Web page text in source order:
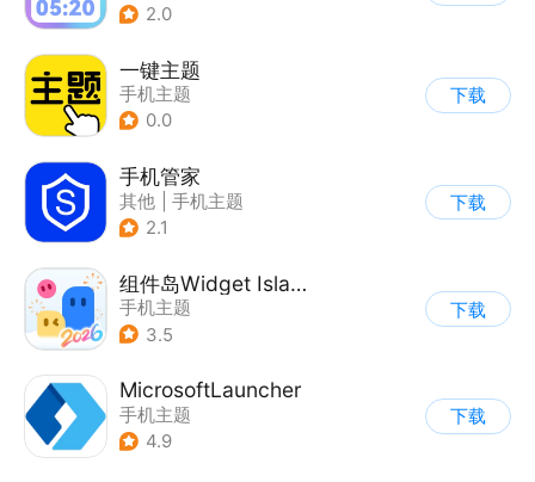
2.0
一键主题
手机主题
0.0
下载
手机管家
其他
手机主题
2.1
下载
组件岛Widget Island
手机主题
3.5
下载
MicrosoftLauncher
手机主题
4.9
下载